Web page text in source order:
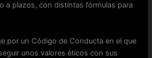
a plazos, con distintas fórmulas para
por un Código de Conducta en el que
unos valores éticos con sus